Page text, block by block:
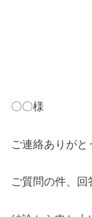
〇〇様
ご連絡ありがと
ご質問の件、回